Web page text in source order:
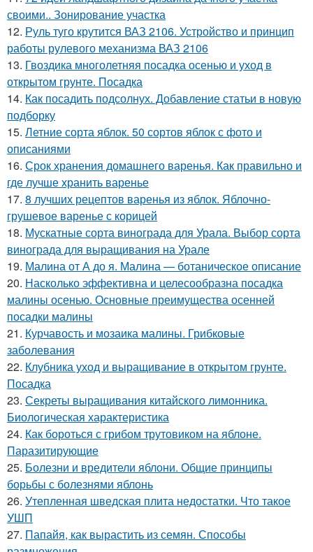
своими.. Зонирование участка
12. Руль туго крутится ВАЗ 2106. Устройство и принцип
работы рулевого механизма ВАЗ 2106
13. Гвоздика многолетняя посадка осенью и уход в
открытом грунте. Посадка
14. Как посадить подсолнух. Добавление статьи в новую
подборку
15. Летние сорта яблок. 50 сортов яблок с фото и
описаниями
16. Срок хранения домашнего варенья. Как правильно и
где лучше хранить варенье
17. 8 лучших рецептов варенья из яблок. Яблочно-
грушевое варенье с корицей
18. Мускатные сорта винограда для Урала. Выбор сорта
винограда для выращивания на Урале
19. Малина от А до я. Малина — ботаническое описание
20. Насколько эффективна и целесообразна посадка
малины осенью. Основные преимущества осенней
посадки малины
21. Курчавость и мозаика малины. Грибковые
заболевания
22. Клубника уход и выращивание в открытом грунте.
Посадка
23. Секреты выращивания китайского лимонника.
Биологическая характеристика
24. Как бороться с грибом трутовиком на яблоне.
Паразитирующие
25. Болезни и вредители яблони. Общие принципы
борьбы с болезнями яблонь
26. Утепленная шведская плита недостатки. Что такое
УШП
27. Папайя, как вырастить из семян. Способы